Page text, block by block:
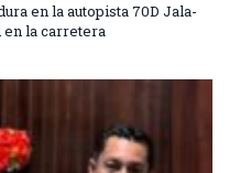
en la autopista 70D Jala-
la carretera